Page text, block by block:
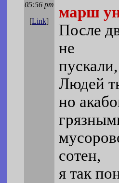
05:56 pm
[Link]
марш
После
не
Людей
но
сотен,
я так